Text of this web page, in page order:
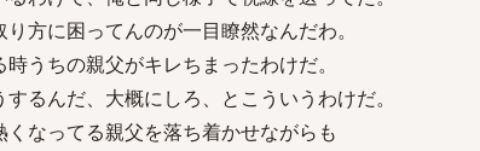
方に困ってんのが一目瞭然なんだわ。
うちの親父がキレちまったわけだ。
るんだ、大概にしろ、とこういうわけだ。
なってる親父を落ち着かせながらも